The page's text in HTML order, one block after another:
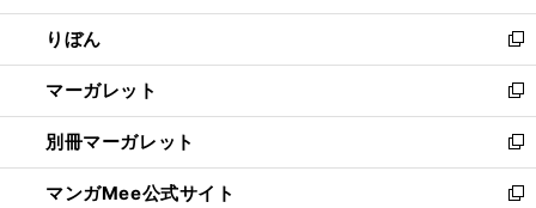
開
く
ウ
で
開
く
ン
ド
ウ
で
開
く
ウ
ィ
ン
ド
ウ
で
開
く
りぼん
新
し
い
ウ
ィ
ン
ド
マーガレット
新
し
い
ウ
ィ
別冊マーガレット
新
し
い
マンガMee公式サイト
新